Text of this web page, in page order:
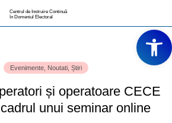
Centrul de Instruire Continuă
în Domeniul Electoral
Evenimente Noutati Știri
și operatoare CECE
unui seminar online
Deschide